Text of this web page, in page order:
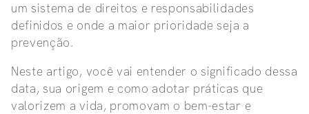
um sistema de direitos e responsabilidades
definidos e onde a maior prioridade seja a
prevenção.
Neste artigo, você vai entender o significado dessa
data, sua origem e como adotar práticas que
valorizem a vida, promovam o bem-estar e